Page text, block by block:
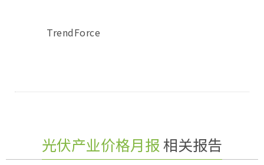
TrendForce
光伏产业价格月报相关报告